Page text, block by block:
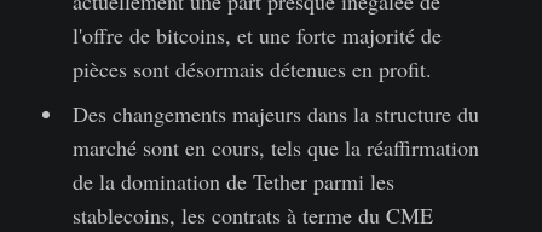
l'offre de bitcoins, et une forte majorité de
pièces sont désormais détenues en profit.
Des changements majeurs dans la structure du
marché sont en cours, tels que la réaffirmation
de la domination de Tether parmi les
stablecoins, les contrats à terme du CME